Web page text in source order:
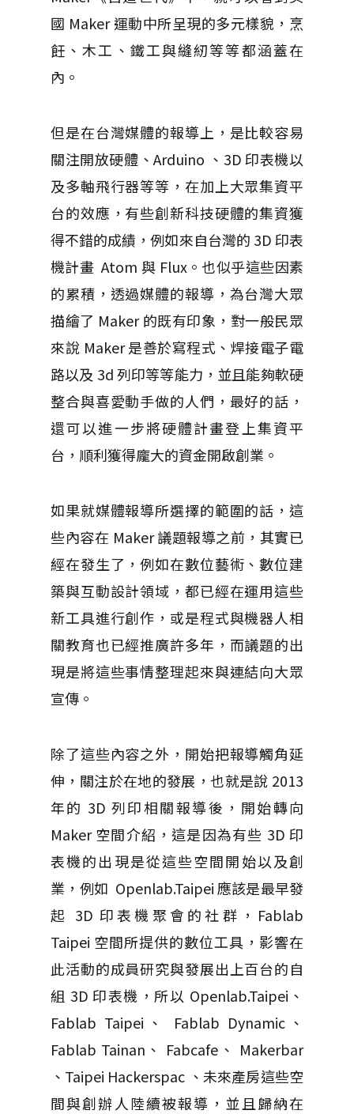
國 Maker 運動中所呈現的多元樣貌，烹
飪、木工、鐵工與縫紉等等都涵蓋在
內。
但是在台灣媒體的報導上，是比較容易
關注開放硬體、Arduino 、3D 印表機以
及多軸飛行器等等，在加上大眾集資平
台的效應，有些創新科技硬體的集資獲
得不錯的成績，例如來自台灣的 3D 印表
機計畫 Atom 與 Flux。也似乎這些因素
的累積，透過媒體的報導，為台灣大眾
描繪了 Maker 的既有印象，對一般民眾
來說 Maker 是善於寫程式、焊接電子電
路以及 3d 列印等等能力，並且能夠軟硬
整合與喜愛動手做的人們，最好的話，
還可以進一步將硬體計畫登上集資平
台，順利獲得龐大的資金開啟創業。
如果就媒體報導所選擇的範圍的話，這
些內容在 Maker 議題報導之前，其實已
經在發生了，例如在數位藝術、數位建
築與互動設計領域，都已經在運用這些
新工具進行創作，或是程式與機器人相
關教育也已經推廣許多年，而議題的出
現是將這些事情整理起來與連結向大眾
宣傳。
除了這些內容之外，開始把報導觸角延
伸，關注於在地的發展，也就是說 2013
年的 3D 列印相關報導後，開始轉向
Maker 空間介紹，這是因為有些 3D 印
表機的出現是從這些空間開始以及創
業，例如 Openlab.Taipei 應該是最早發
起 3D 印表機聚會的社群，Fablab
Taipei 空間所提供的數位工具，影響在
此活動的成員研究與發展出上百台的自
組 3D 印表機，所以 Openlab.Taipei、
Fablab Taipei、 Fablab Dynamic、
Fablab Tainan、 Fabcafe、 Makerbar
、Taipei Hackerspac 、未來產房這些空
間與創辦人陸續被報導，並且歸納在